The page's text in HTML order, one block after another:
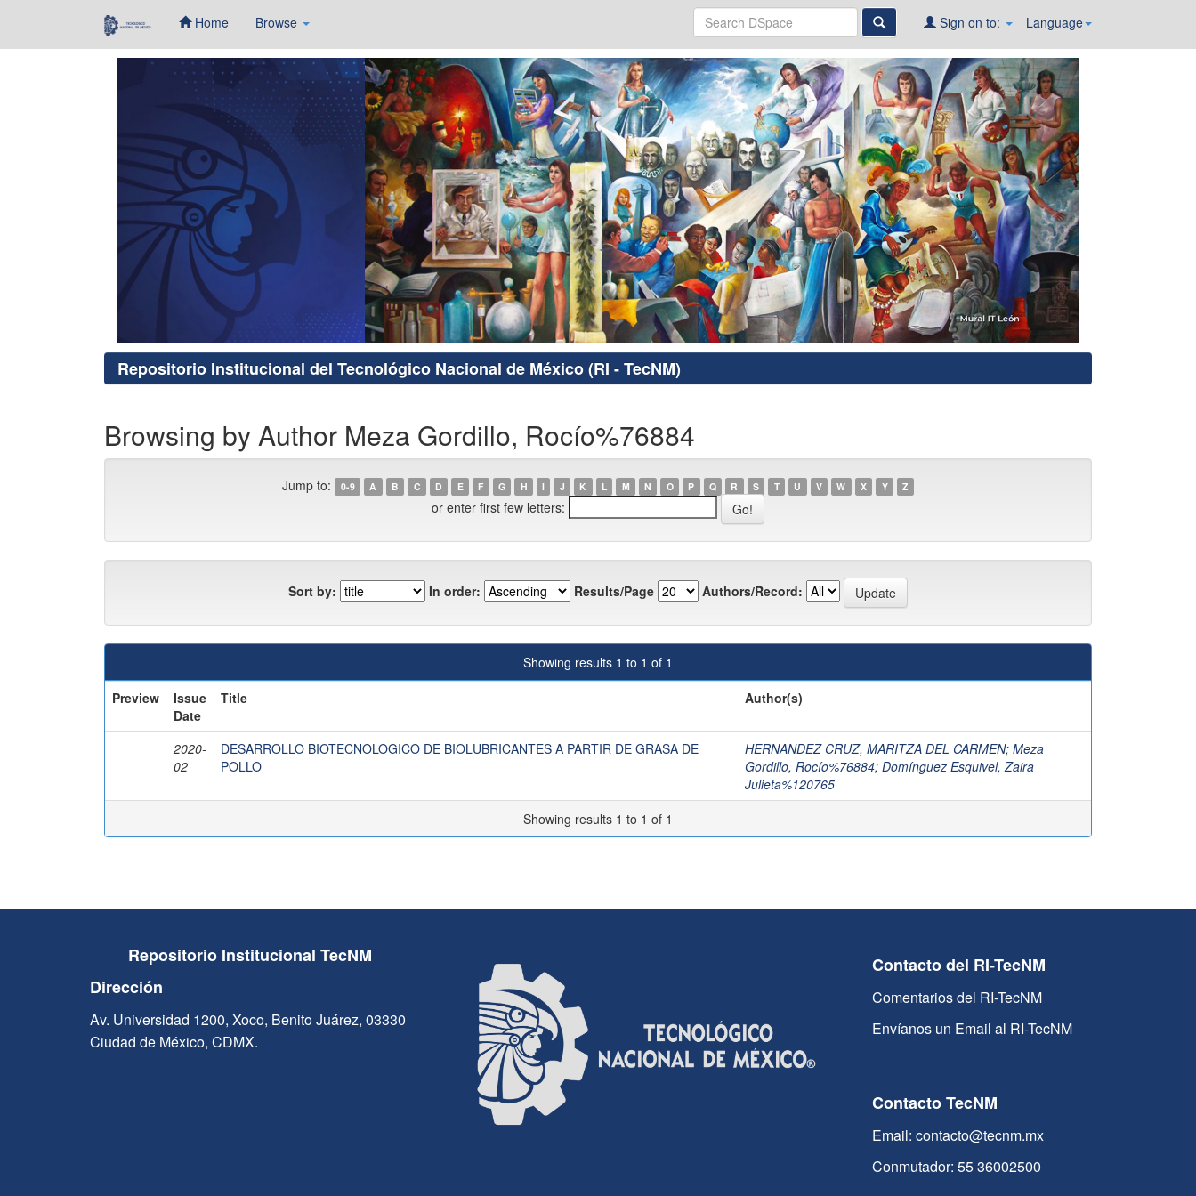
Home Browse Language
Sign on to:
Repositorio Institucional del Tecnológico Nacional de México (RI - TecNM)
Browsing by Author Meza Gordillo, Rocío%76884
Jump to: 0-9 A B C D E F G H I J K L M N O P Q R S T U V W X Y Z
or enter first few letters:
Sort by: In order: Results/Page Authors/Record:
Showing results 1 to 1 of 1
Preview
Issue
Date
Title Author(s)
2020-
02
DESARROLLO BIOTECNOLOGICO DE BIOLUBRICANTES A PARTIR DE GRASA DE
POLLO
HERNANDEZ CRUZ, MARITZA DEL CARMEN; Meza
Gordillo, Rocío%76884; Domínguez Esquivel, Zaira
Julieta%120765
Showing results 1 to 1 of 1
Repositorio Institucional TecNM
Dirección
Av. Universidad 1200, Xoco, Benito Juárez, 03330
Ciudad de México, CDMX.
Contacto del RI-TecNM
Comentarios del RI-TecNM
Envíanos un Email al RI-TecNM
Contacto TecNM
Email: contacto@tecnm.mx
Conmutador: 55 36002500